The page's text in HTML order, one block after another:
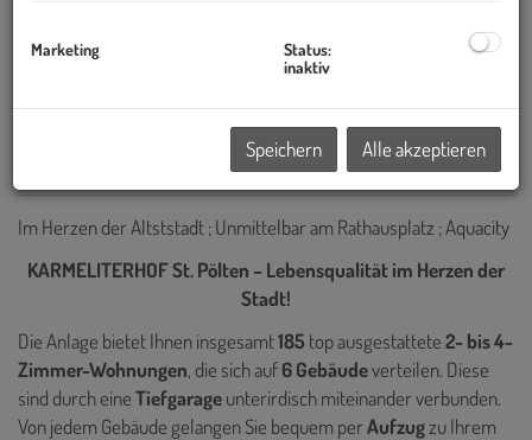
Im Herzen der Altststadt ; Unmittelbar am Rathausplatz ; Aquacity
KARMELITERHOF St. Pölten – Lebensqualität im Herzen der
Stadt!
Die Anlage bietet Ihnen insgesamt185 top ausgestattete2- bis 4-
Zimmer-Wohnungen, die sich auf6 Gebäudeverteilen. Diese
sind durch eineTiefgarageunterirdisch miteinander verbunden.
Von jedem Gebäude gelangen Sie bequem perAufzugzu Ihrem
Marketing
Status:
inaktiv
Speichern Alle akzeptieren